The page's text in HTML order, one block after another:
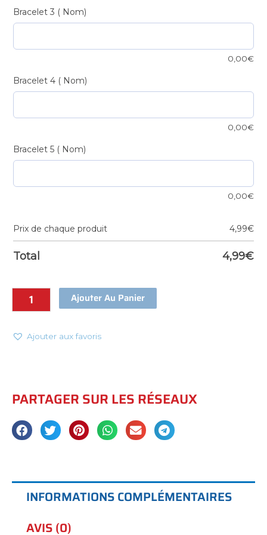
Bracelet 3 ( Nom)
0,00€
Bracelet 4 ( Nom)
0,00€
Bracelet 5 ( Nom)
0,00€
Prix de chaque produit 4,99€
Total 4,99€
Ajouter Au Panier
Ajouter aux favoris
PARTAGER SUR LES RÉSEAUX
INFORMATIONS COMPLÉMENTAIRES
AVIS (0)